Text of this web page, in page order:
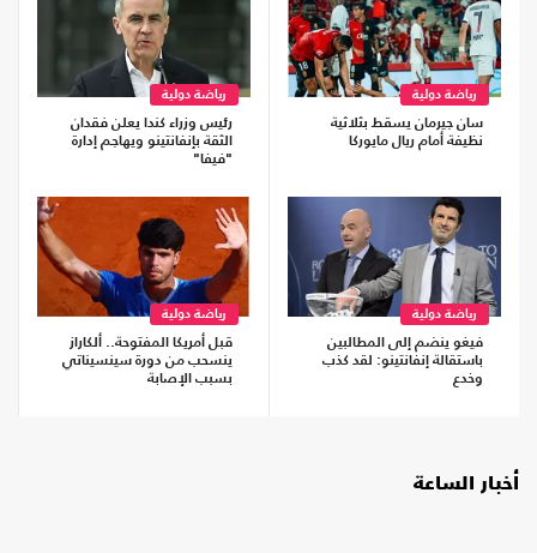
رياضة دولية
سان جيرمان يسقط بثلاثية
نظيفة أمام ريال مايوركا
رياضة دولية
رئيس وزراء كندا يعلن فقدان
الثقة بإنفانتينو ويهاجم إدارة
"فيفا"
رياضة دولية
فيغو ينضم إلى المطالبين
باستقالة إنفانتينو: لقد كذب
وخدع
رياضة دولية
قبل أمريكا المفتوحة.. ألكاراز
ينسحب من دورة سينسيناتي
بسبب الإصابة
أخبار الساعة